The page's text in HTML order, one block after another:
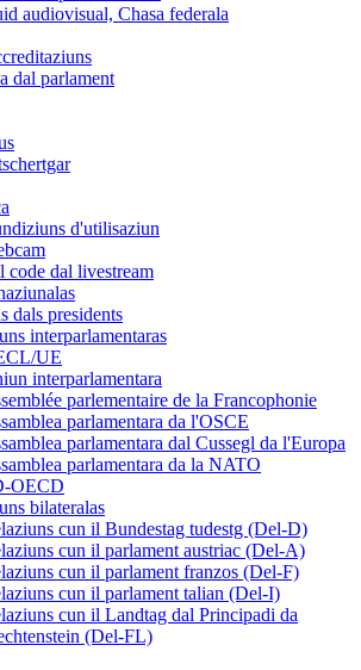
audiovisual, Chasa federala
dal parlament
d'utilisaziun
code dal livestream
dals presidents
interparlamentaras
UE
interparlamentara
parlementaire de la Francophonie
parlamentara da l'OSCE
parlamentara dal Cussegl da l'Europa
parlamentara da la NATO
OECD
bilateralas
cun il Bundestag tudestg (Del-D)
cun il parlament austriac (Del-A)
cun il parlament franzos (Del-F)
cun il parlament talian (Del-I)
cun il Landtag dal Principadi da
(Del-FL)